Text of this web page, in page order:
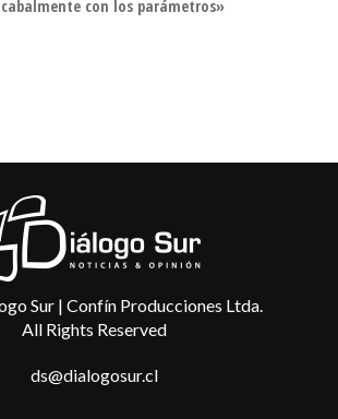
cabalmente con los parámetros»
Sur | Confín Producciones Ltda.
All Rights Reserved
ds@dialogosur.cl